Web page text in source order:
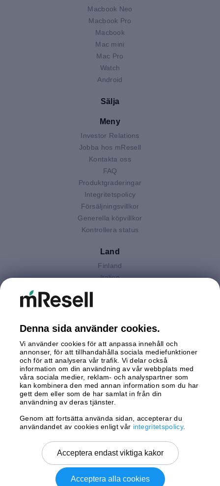
Macbook Neo
Macbook Pro
Macbook
Mac mini
Mac Pro
Watch
Android
Sälja
Meny
Investor Relations
Jobba hos mResell
Kontakta oss
FAQ
Produktgraderingar
Integritetspolicy
Försäljningsvillkor
Generella köpvillkor
Kontrollera status
Land
Finland
Italien
Storbritannien
Tyskland
Österrike
Betalningar
Leverans av
Denna sida använder cookies.
Vi använder cookies för att anpassa innehåll och
annonser, för att tillhandahålla sociala mediefunktioner
och för att analysera vår trafik. Vi delar också
information om din användning av vår webbplats med
våra sociala medier, reklam- och analyspartner som
kan kombinera den med annan information som du har
gett dem eller som de har samlat in från din
användning av deras tjänster.
Genom att fortsätta använda sidan, accepterar du
användandet av cookies enligt vår integritetspolicy.
Acceptera endast viktiga kakor
Acceptera alla cookies